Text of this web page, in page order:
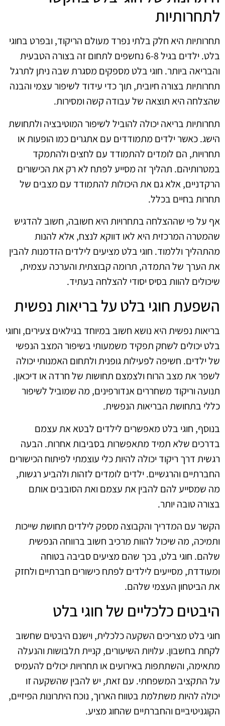
לתחרותיות
תחרותיות היא חלק בלתי נפרד מעולם הריקוד, ובפרט בחוגי
בלט. ילדים בגיל 6-8 נחשפים לתחום זה בצורה הטבעית
והבריאה ביותר. חוגי בלט מספקים מסגרת שבה ניתן לתרגל
תחרותיות בצורה חיובית, תוך כדי עידוד לשיפור עצמי והבנה
שהצלחה היא תוצאה של עבודה קשה ומסירות.
תחרותיות בריאה יכולה להוביל לשיפור המוטיבציה ולתחושת
הישג. כאשר ילדים מתמודדים עם אתגרים כמו הופעות או
תחרויות, הם לומדים להתמודד עם לחצים ולהתמקד
במטרותיהם. תהליך זה מסייע לפתח לא רק את הכישורים
הרקדניים, אלא גם את היכולות להתמודד עם מצבים של
תחרות בחיים בכלל.
אף על פי שההצלחה בתחרויות היא חשובה, חשוב להדגיש
שהמטרה המרכזית היא לאו דווקא לנצח, אלא להנות
מהתהליך וללמוד. חוגי בלט מציעים לילדים הזדמנות להבין
את הערך של התמדה, תרומה קבוצתית והערכה עצמית,
שיכולים להוות בסיס יסודי להצלחה בעתיד.
השפעת חוגי בלט על בריאות נפשית
בריאות נפשית היא נושא חשוב במיוחד בגילאים צעירים, וחוגי
בלט יכולים לשחק תפקיד משמעותי בשיפור המצב הנפשי
של ילדים. חשיפה לפעילות גופנית ולתחום האמנותי יכולה
לשפר את מצב הרוח ולצמצם תחושות של חרדה או דיכאון.
תנועה וריקוד משחררים אנדורפינים, מה שמוביל לשיפור
כללי בתחושת הבריאות הנפשית.
בנוסף, חוגי בלט מאפשרים לילדים לבטא את עצמם
בדרכים שלא תמיד מתאפשרות בסביבות אחרות. הבעה
רגשית דרך ריקוד יכולה להיות כלי עוצמתי לפיתוח הכישורים
החברתיים והרגשיים. ילדים לומדים לזהות ולהביע רגשות,
מה שמסייע להם להבין את עצמם ואת הסובבים אותם
בצורה טובה יותר.
הקשר עם המדריך והקבוצה מספק לילדים תחושת שייכות
ותמיכה, מה שיכול להוות מרכיב חשוב ברווחה הנפשית
שלהם. חוגי בלט, בכך שהם מציעים סביבה בטוחה
ומעודדת, מסייעים לילדים לפתח כישורים חברתיים ולחזק
את הביטחון העצמי שלהם.
היבטים כלכליים של חוגי בלט
חוגי בלט מצריכים השקעה כלכלית, וישנם היבטים שחשוב
לקחת בחשבון. עלויות השיעורים, קניית תלבושות והנעלה
מתאימה, והשתתפות באירועים או תחרויות יכולים להעמיס
על התקציב המשפחתי. עם זאת, יש להבין שהשקעה זו
יכולה להיות משתלמת בטווח הארוך, נוכח היתרונות הפיזיים,
הקוגניטיביים והחברתיים שהחוג מציע.